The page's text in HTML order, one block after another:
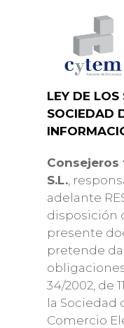
LEY DE LOS
SOCIEDAD
S.L.,
adelante
disposición
presente
pretende
34/2002, de
la Sociedad
Comercio